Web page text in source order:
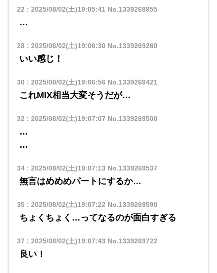
22 : 2025/08/02(土)19:05:41No.1339268955
…
28: 2025/08/02(土)19:06:30 No.1339269260
いい感じ！
30 : 2025/08/02(土)19:06:56 No.1339269421
これMIX相当大変そうだが…
32 : 2025/08/02(土)19:07:07 No.1339269500
…
…
34: 2025/08/02(土)19:07:13 No.1339269537
無言はめめめパートにするか…
35: 2025/08/02(土)19:07:22 No.1339269590
ちょくちょく…ってなるのが面白すぎる
37 : 2025/08/02(土)19:07:43 No.1339269722
良い！